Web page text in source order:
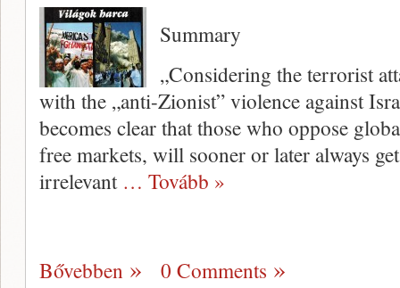
Summary
„Considering the terrorist
with the „anti-Zionist” violence aga­inst
becomes clear that those who oppose
free markets, will sooner or later always
irrelevant … Tovább »
Bővebben 0 Comments